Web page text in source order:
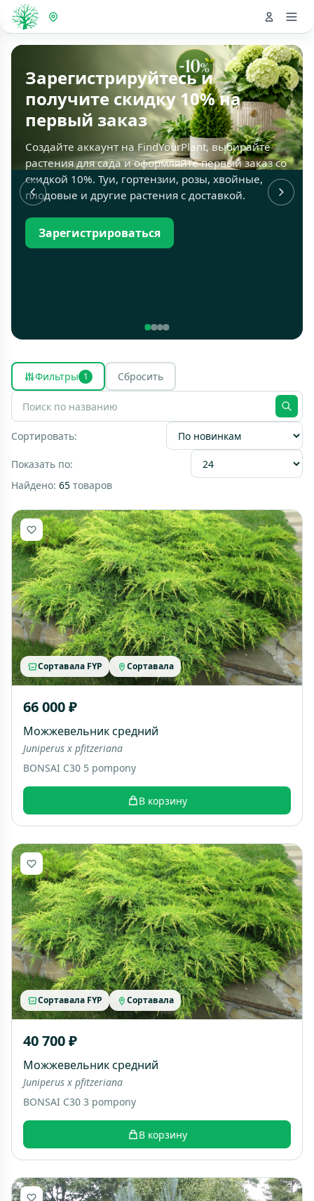
Зарегистрируйтесь и
получите скидку 10% на
первый заказ
Создайте аккаунт на FindYourPlant, выбирайте
растения для сада и оформляйте первый заказ со
скидкой 10%. Туи, гортензии, розы, хвойные,
плодовые и другие растения с доставкой.
Зарегистрироваться
Фильтры 1 Сбросить
Сортировать:
Показать по:
Найдено: 65 товаров
Сортавала FYP Сортавала
66 000 ₽
Можжевельник средний
Juniperus x pfitzeriana
BONSAI C30 5 pompony
В корзину
Сортавала FYP Сортавала
40 700 ₽
Можжевельник средний
Juniperus x pfitzeriana
BONSAI C30 3 pompony
В корзину